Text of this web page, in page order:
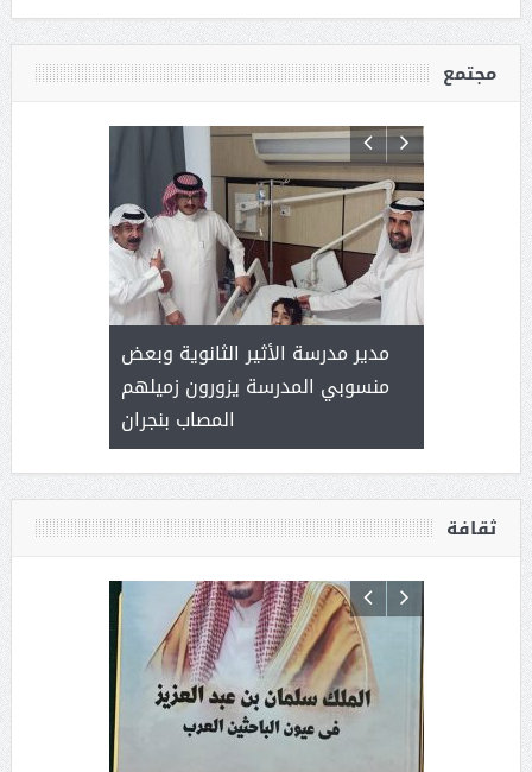
مجتمع
( محمد
مدير مدرسة الأثير الثانوية وبعض
منسوبي المدرسة يزورون زميلهم
المصاب بنجران
) .. ميراث
ثقافة